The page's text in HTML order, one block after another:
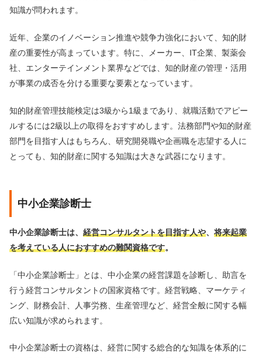
知識が問われます。
近年、企業のイノベーション推進や競争力強化において、知的財
産の重要性が高まっています。特に、メーカー、IT企業、製薬会
社、エンターテインメント業界などでは、知的財産の管理・活用
が事業の成否を分ける重要な要素となっています。
知的財産管理技能検定は3級から1級まであり、就職活動でアピー
ルするには2級以上の取得をおすすめします。法務部門や知的財産
部門を目指す人はもちろん、研究開発職や企画職を志望する人に
とっても、知的財産に関する知識は大きな武器になります。
中小企業診断士
中小企業診断士は、 経営コンサルタントを目指す人や、 将来起業
を考えている人におすすめの難関資格です。
「中小企業診断士」とは、中小企業の経営課題を診断し、助言を
行う経営コンサルタントの国家資格です。経営戦略、マーケティ
ング、財務会計、人事労務、生産管理など、経営全般に関する幅
広い知識が求められます。
中小企業診断士の資格は、経営に関する総合的な知識を体系的に